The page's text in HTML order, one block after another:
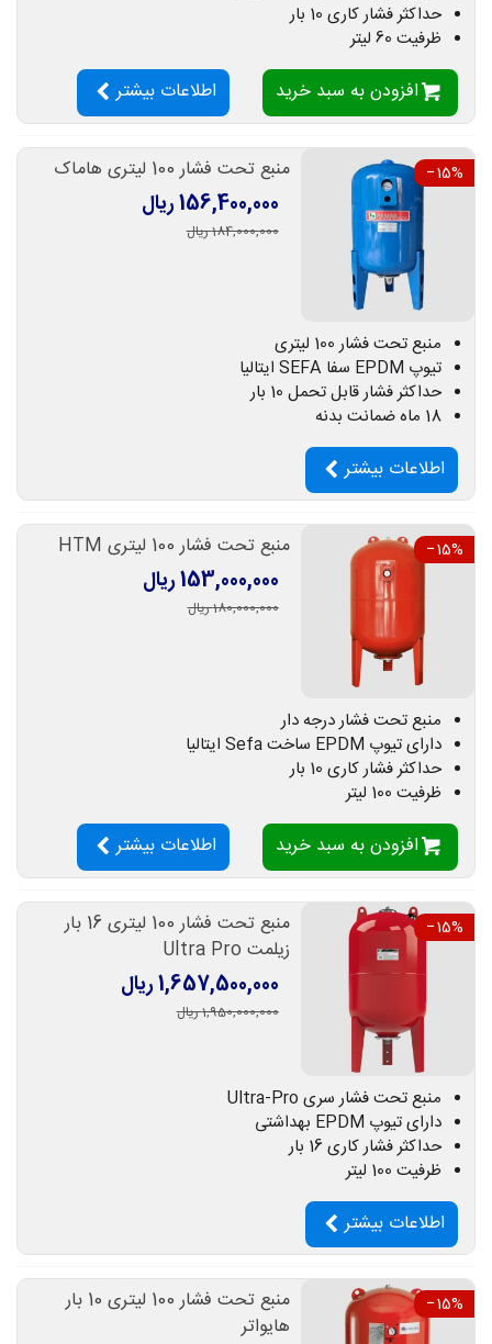
حداکثر فشار کاری 10 بار
ظرفیت 60 لیتر
افزودن به سبد خرید اطلاعات بیشتر
‎−15% منبع تحت فشار 100 لیتری هاماک
156,400,000 ریال
184,000,000 ریال
منبع تحت فشار 100 لیتری
تیوپ EPDM سفا SEFA ایتالیا
حداکثر فشار قابل تحمل 10 بار
18 ماه ضمانت بدنه
اطلاعات بیشتر
‎−15% منبع تحت فشار 100 لیتری HTM
153,000,000 ریال
180,000,000 ریال
منبع تحت فشار درجه دار
دارای تیوپ EPDM ساخت Sefa ایتالیا
حداکثر فشار کاری 10 بار
ظرفیت 100 لیتر
افزودن به سبد خرید اطلاعات بیشتر
‎−15%
منبع تحت فشار 100 لیتری 16 بار
زیلمت Ultra Pro
1,657,500,000 ریال
1,950,000,000 ریال
منبع تحت فشار سری Ultra-Pro
دارای تیوپ EPDM بهداشتی
حداکثر فشار کاری 16 بار
ظرفیت 100 لیتر
اطلاعات بیشتر
‎−15%
منبع تحت فشار 100 لیتری 10 بار
هایواتر